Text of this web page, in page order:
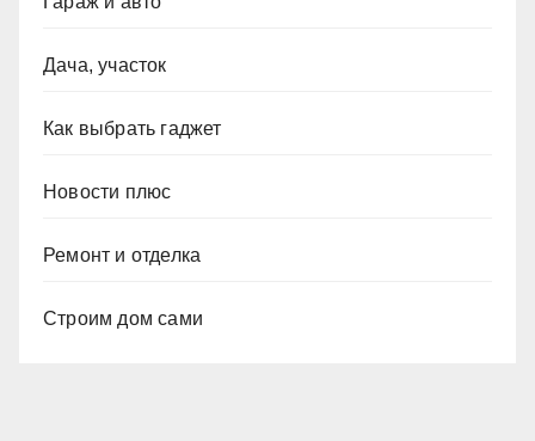
Дача, участок
Как выбрать гаджет
Новости плюс
Ремонт и отделка
Строим дом сами